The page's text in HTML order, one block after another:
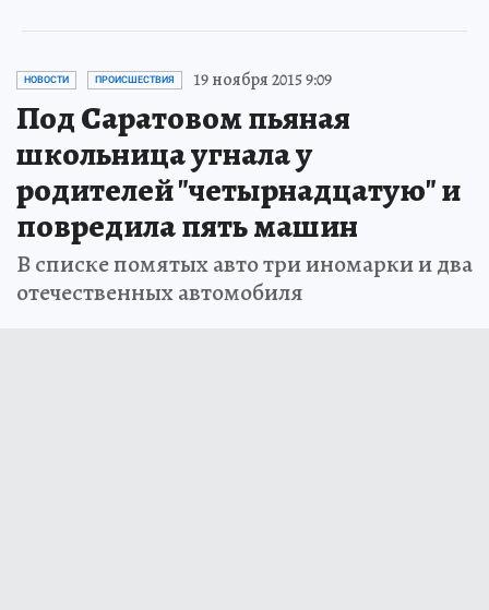
НОВОСТИ ПРОИСШЕСТВИЯ 19 ноября 2015 9:09
Под Саратовом пьяная
школьница угнала у
родителей "четырнадцатую" и
повредила пять машин
В списке помятых авто три иномарки и два
отечественных автомобиля